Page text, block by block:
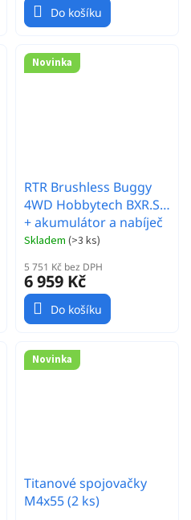
Do košíku
Novinka
RTR Brushless Buggy
4WD Hobbytech BXR.S2
+ akumulátor a nabíječ
Skladem (>3 ks)
5 751 Kč bez DPH
6 959 Kč
Do košíku
Novinka
Titanové spojovačky
M4x55 (2 ks)